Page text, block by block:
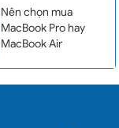
Nên chọn mua
MacBook Pro hay
MacBook Air